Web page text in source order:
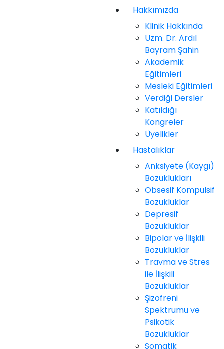
Hakkımızda
Klinik Hakkında
Uzm. Dr. Ardıl
Bayram Şahin
Akademik
Eğitimleri
Mesleki Eğitimleri
Verdiği Dersler
Katıldığı
Kongreler
Üyelikler
Hastalıklar
Anksiyete (Kaygı)
Bozuklukları
Obsesif Kompulsif
Bozukluklar
Depresif
Bozukluklar
Bipolar ve İlişkili
Bozukluklar
Travma ve Stres
ile İlişkili
Bozukluklar
Şizofreni
Spektrumu ve
Psikotik
Bozukluklar
Somatik